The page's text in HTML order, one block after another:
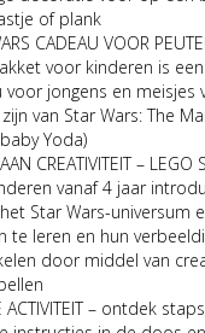
of plank
CADEAU VOOR
voor kinderen is
voor jongens en meisjes
van Star Wars: The
Yoda)
CREATIVITEIT –
vanaf 4 jaar
Star Wars-universum
te leren en hun
door middel van
ACTIVITEIT – ontdek